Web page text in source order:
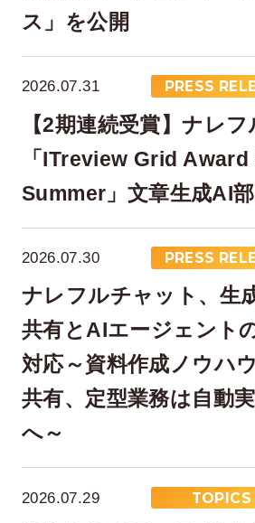
在宅率
66 %
2026年7月時点
社員数
2026年6月
ス」を公開
2026.07.31 PRESS
【2期連続受賞】ナレ
「ITreview Grid Award
Summer」文章生成AI
2026.07.30 PRESS
ナレフルチャット、生
共有とAIエージェント
対応～資料作成ノウハ
共有、定型業務は自動
へ～
2026.07.29 TOPICS